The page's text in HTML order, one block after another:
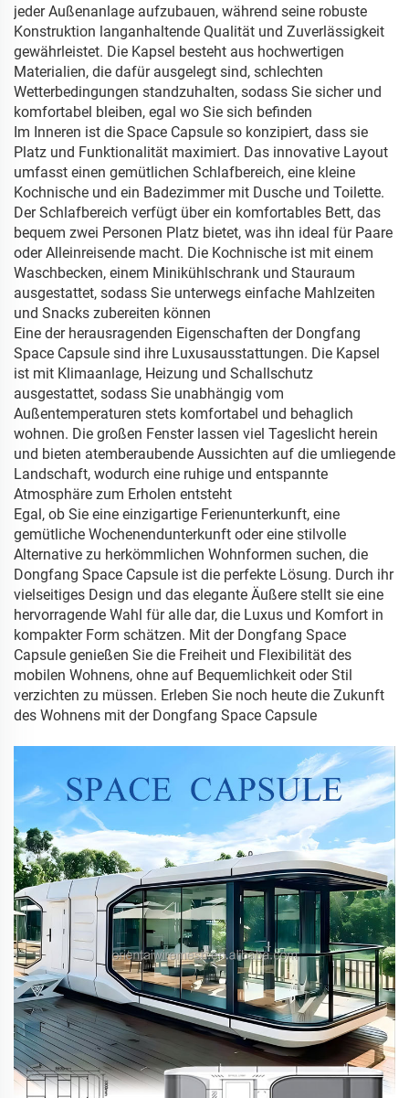
jeder Außenanlage aufzubauen, während seine robuste
Konstruktion langanhaltende Qualität und Zuverlässigkeit
gewährleistet. Die Kapsel besteht aus hochwertigen
Materialien, die dafür ausgelegt sind, schlechten
Wetterbedingungen standzuhalten, sodass Sie sicher und
komfortabel bleiben, egal wo Sie sich befinden
Im Inneren ist die Space Capsule so konzipiert, dass sie
Platz und Funktionalität maximiert. Das innovative Layout
umfasst einen gemütlichen Schlafbereich, eine kleine
Kochnische und ein Badezimmer mit Dusche und Toilette.
Der Schlafbereich verfügt über ein komfortables Bett, das
bequem zwei Personen Platz bietet, was ihn ideal für Paare
oder Alleinreisende macht. Die Kochnische ist mit einem
Waschbecken, einem Minikühlschrank und Stauraum
ausgestattet, sodass Sie unterwegs einfache Mahlzeiten
und Snacks zubereiten können
Eine der herausragenden Eigenschaften der Dongfang
Space Capsule sind ihre Luxusausstattungen. Die Kapsel
ist mit Klimaanlage, Heizung und Schallschutz
ausgestattet, sodass Sie unabhängig vom
Außentemperaturen stets komfortabel und behaglich
wohnen. Die großen Fenster lassen viel Tageslicht herein
und bieten atemberaubende Aussichten auf die umliegende
Landschaft, wodurch eine ruhige und entspannte
Atmosphäre zum Erholen entsteht
Egal, ob Sie eine einzigartige Ferienunterkunft, eine
gemütliche Wochenendunterkunft oder eine stilvolle
Alternative zu herkömmlichen Wohnformen suchen, die
Dongfang Space Capsule ist die perfekte Lösung. Durch ihr
vielseitiges Design und das elegante Äußere stellt sie eine
hervorragende Wahl für alle dar, die Luxus und Komfort in
kompakter Form schätzen. Mit der Dongfang Space
Capsule genießen Sie die Freiheit und Flexibilität des
mobilen Wohnens, ohne auf Bequemlichkeit oder Stil
verzichten zu müssen. Erleben Sie noch heute die Zukunft
des Wohnens mit der Dongfang Space Capsule